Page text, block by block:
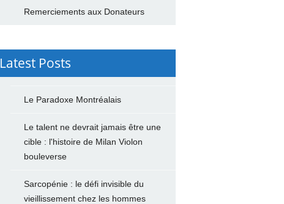
Remerciements aux Donateurs
Latest Posts
Le Paradoxe Montréalais
Le talent ne devrait jamais être une
cible : l'histoire de Milan Violon
bouleverse
Sarcopénie : le défi invisible du
vieillissement chez les hommes